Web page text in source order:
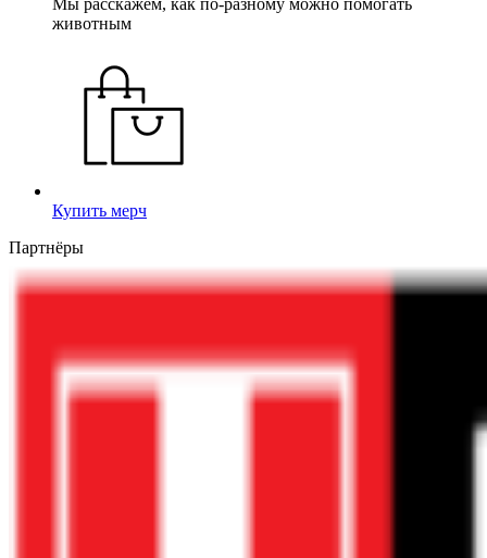
животным
Купить мерч
Партнёры